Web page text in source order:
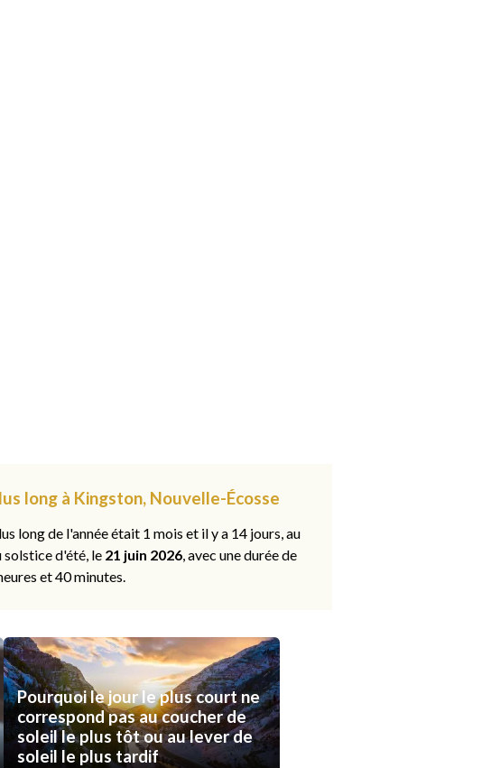
long à Kingston, Nouvelle-Écosse
long de l'année était 1 mois et il y a 14 jours, au
solstice d'été, le 21 juin 2026, avec une durée de
et 40 minutes.
Pourquoi le jour le plus court ne
correspond pas au coucher de
soleil le plus tôt ou au lever de
soleil le plus tardif